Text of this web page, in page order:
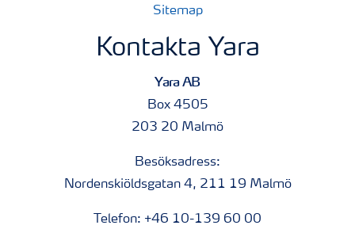
Sitemap
Kontakta Yara
Yara AB
Box 4505
203 20 Malmö
Besöksadress:
Nordenskiöldsgatan 4, 211 19 Malmö
Telefon: +46 10-139 60 00